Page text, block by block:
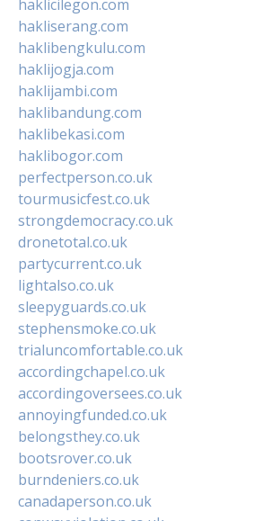
haklicilegon.com
hakliserang.com
haklibengkulu.com
haklijogja.com
haklijambi.com
haklibandung.com
haklibekasi.com
haklibogor.com
perfectperson.co.uk
tourmusicfest.co.uk
strongdemocracy.co.uk
dronetotal.co.uk
partycurrent.co.uk
lightalso.co.uk
sleepyguards.co.uk
stephensmoke.co.uk
trialuncomfortable.co.uk
accordingchapel.co.uk
accordingoversees.co.uk
annoyingfunded.co.uk
belongsthey.co.uk
bootsrover.co.uk
burndeniers.co.uk
canadaperson.co.uk